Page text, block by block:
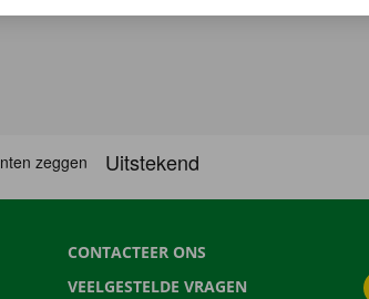
CONTACTEER ONS
VEELGESTELDE VRAGEN